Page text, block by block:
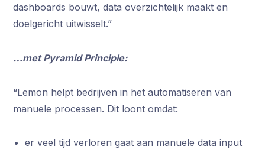
dashboards bouwt, data overzichtelijk maakt en
doelgericht uitwisselt.”
…met Pyramid Principle:
“Lemon helpt bedrijven in het automatiseren van
manuele processen. Dit loont omdat:
er veel tijd verloren gaat aan manuele data input